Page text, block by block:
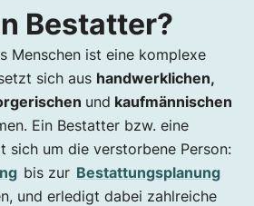
bzw. Bestatter?
eines Bestatters
Bestatter oder eine Bestatterin?
für den Beruf des
Bestatter?
Menschen ist eine komplexe
sich aus handwerklichen,
und kaufmännischen
Ein Bestatter bzw. eine
sich um die verstorbene Person:
bis zur Bestattungsplanung
und erledigt dabei zahlreiche